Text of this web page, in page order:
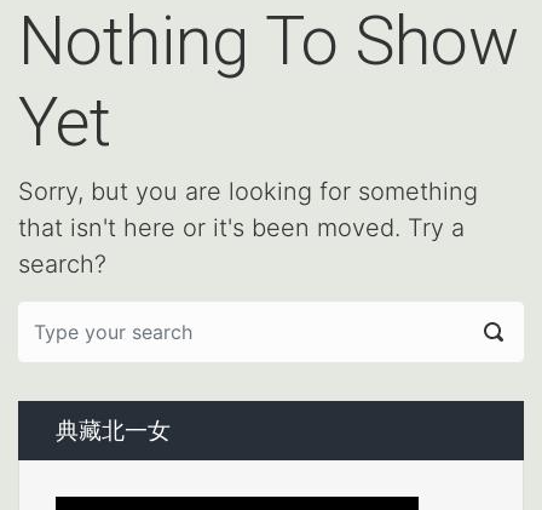
Nothing To Show
Yet
Sorry, but you are looking for something
that isn't here or it's been moved. Try a
search?
典藏北一女